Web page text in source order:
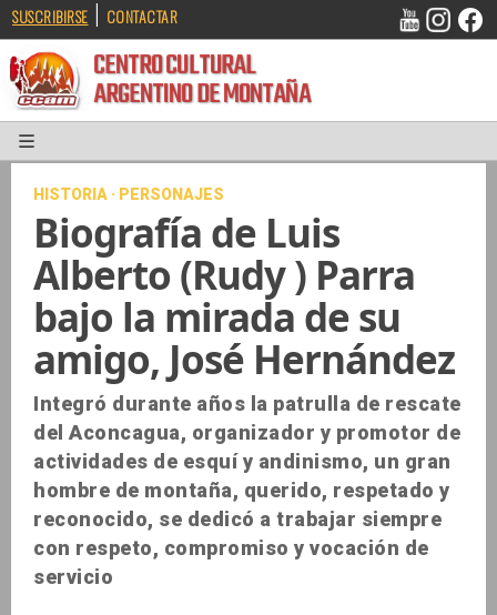
SUSCRIBIRSE | CONTACTAR
CENTRO CULTURAL
ARGENTINO DE MONTAÑA
HISTORIA · PERSONAJES
Biografía de Luis
Alberto (Rudy ) Parra
bajo la mirada de su
amigo, José Hernández
Integró durante años la patrulla de rescate
del Aconcagua, organizador y promotor de
actividades de esquí y andinismo, un gran
hombre de montaña, querido, respetado y
reconocido, se dedicó a trabajar siempre
con respeto, compromiso y vocación de
servicio